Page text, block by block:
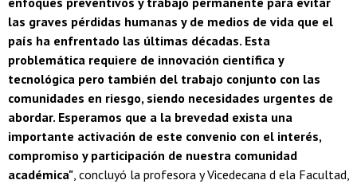
las graves pérdidas humanas y de medios de vida que el
país ha enfrentado las últimas décadas. Esta
problemática requiere de innovación científica y
tecnológica pero también del trabajo conjunto con las
comunidades en riesgo, siendo necesidades urgentes de
abordar. Esperamos que a la brevedad exista una
importante activación de este convenio con el interés,
compromiso y participación de nuestra comunidad
académica" , concluyó la profesora y Vicedecana d ela Facultad,